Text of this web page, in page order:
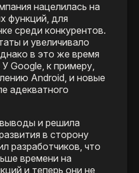
нацелилась на
функций, для
среди конкурентов.
и увеличивало
в это же время
Google, к примеру,
Android, и новые
адекватного
и решила
в сторону
разработчиков, что
времени на
и теперь они не